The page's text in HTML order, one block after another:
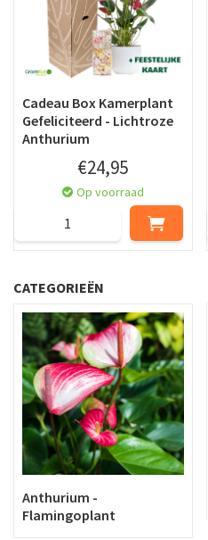
Cadeau Box Kamerplant
Gefeliciteerd - Lichtroze
Anthurium
€24,95
Op voorraad
CATEGORIEËN
Anthurium -
Flamingoplant